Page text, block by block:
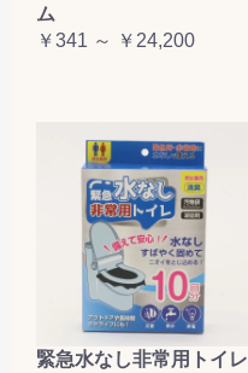
ム
￥341 ～ ￥24,200
緊急水なし非常用トイレ